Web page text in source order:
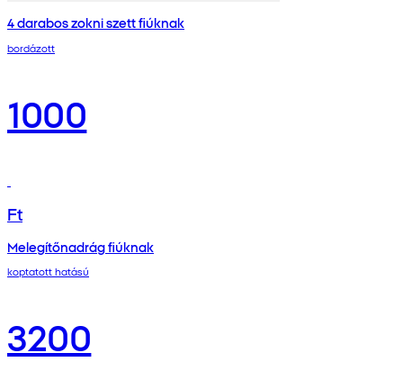
4 darabos zokni szett fiúknak
bordázott
1000
Ft
Melegítőnadrág fiúknak
koptatott hatású
3200